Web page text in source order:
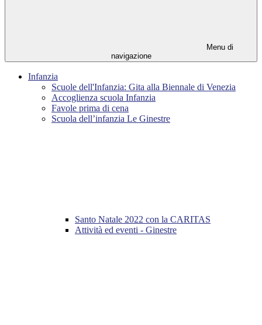
Menu di
navigazione
Infanzia
Scuole dell'Infanzia: Gita alla Biennale di Venezia
Accoglienza scuola Infanzia
Favole prima di cena
Scuola dell’infanzia Le Ginestre
Santo Natale 2022 con la CARITAS
Attività ed eventi - Ginestre